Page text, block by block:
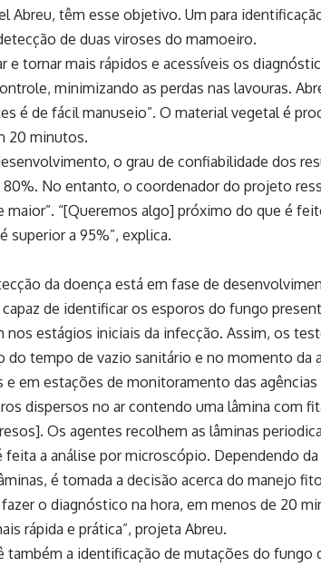
Abreu, têm esse objetivo. Um para
de duas viroses do mamoeiro.
e tornar mais rápidos e acessíveis os
minimizando as perdas nas lavouras.
é de fácil manuseio”. O material vegetal é
20 minutos.
o grau de confiabilidade dos
No entanto, o coordenador do projeto
maior”. “[Queremos algo] próximo do que é
superior a 95%”, explica.
da doença está em fase de
de identificar os esporos do fungo
nos estágios iniciais da infecção. Assim, os
do tempo de vazio sanitário e no momento da
e em estações de monitoramento das
dispersos no ar contendo uma lâmina com
Os agentes recolhem as lâminas
a análise por microscópio. Dependendo
é tomada a decisão acerca do manejo
o diagnóstico na hora, em menos de 20
rápida e prática”, projeta Abreu.
também a identificação de mutações do fungo